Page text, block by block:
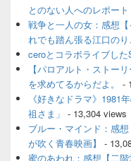
ア
とのない人へのレポート
戦争と一人の女：感想
れでも踏ん張る江口のり
ceroとコラボライブし
【パロアルト・ストー
を求めてるからだよ。
-
《好きなドラマ》1981
祖さま」 - 13,304 views
ブルー・マインド：感
が吹く青春映画】
-
蜜のあわれ：感想【二